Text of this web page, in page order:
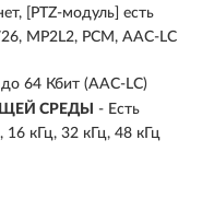
[PTZ-модуль] есть
MP2L2, PCM, AAC-LC
64 Кбит (AAC-LC)
СРЕДЫ
- Есть
16 кГц, 32 кГц, 48 кГц